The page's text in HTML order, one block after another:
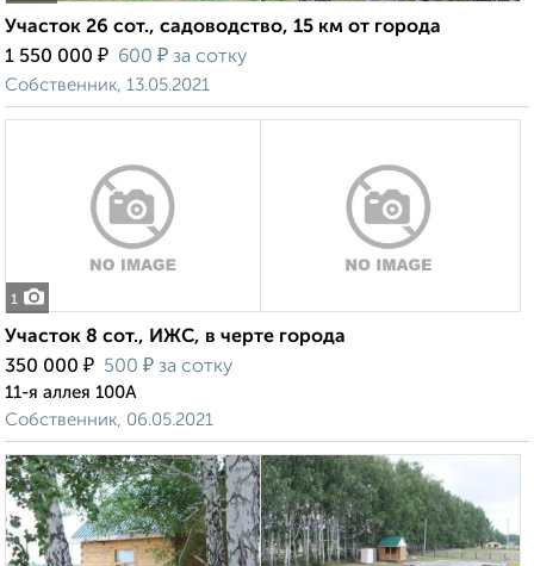
Участок 26 сот., садоводство, 15 км от города
1 550 000 ₽ 600 ₽ за сотку
Собственник, 13.05.2021
1
Участок 8 сот., ИЖС, в черте города
350 000 ₽ 500 ₽ за сотку
11-я аллея 100А
Собственник, 06.05.2021